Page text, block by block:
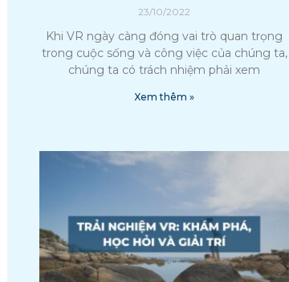
23/10/2022
Khi VR ngày càng đóng vai trò quan trọng
trong cuộc sống và công việc của chúng ta,
chúng ta có trách nhiệm phải xem
Xem thêm »